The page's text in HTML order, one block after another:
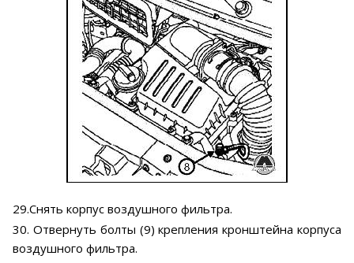
29.Снять корпус воздушного фильтра.
30. Отвернуть болты (9) крепления кронштейна корпуса
воздушного фильтра.